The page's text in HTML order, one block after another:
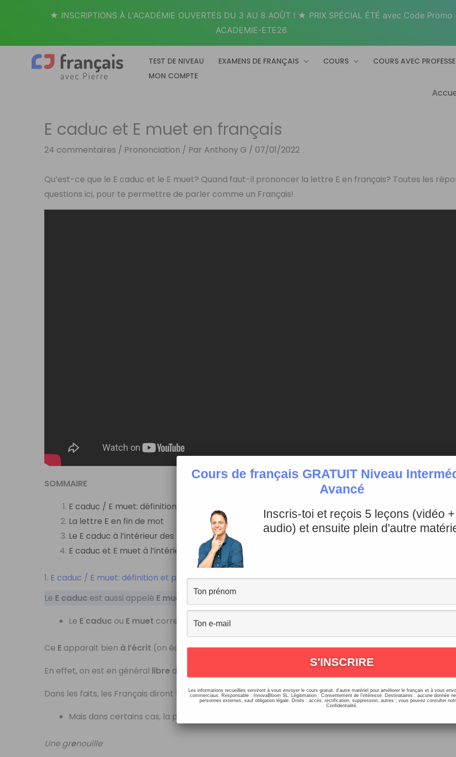
TEST DE NIVEAU EXAMENS DE FRANÇAIS COURS COURS AVEC
MON COMPTE
E caduc et E muet en français
24 commentaires / Prononciation / Par Anthony G / 07/01/2022
Qu’est-ce que le E caduc et le E muet? Quand faut-il prononcer la lettre E en français? Toutes les
questions ici, pour te permettre de parler comme un Français!
SOMMAIRE
E caduc / E muet: définition et prononciation
La lettre E en fin de mot
Le E caduc à l’intérieur des mots
E caduc et E muet à l’intérieur des phrases
1. E caduc / E muet: définition et prononciation
Le E caduc est aussi appelé E muet car souvent il n’est
Le E caduc ou E muet correspond à l’oral au son [
Ce E apparait bien à l’écrit (on écritfenêtre, pasfnêtre) maispas forcément à l’oral.
En effet, on est en général libre de pas prononcer le E caduc.
Dans les faits, les Français diront très souventf’nêtre, sans prononcer le E.
Mais dans certains cas, la prononciation du E est
Une grenouille
Cours de français GRATUIT Niveau
Avancé
Inscris-toi et reçois 5 leçons (vidéo
audio) et ensuite plein d'autre
Les informations recueillies serviront à vous envoyer le cours gratuit, d’autre matériel pour améliorer le français et à vous
commerciaux. Responsable : InnovaBloom SL. Légitimation : Consentement de l’intéressé. Destinataires : aucune donnée
personnes externes, sauf obligation légale. Droits : accès, rectification, suppression, autres ; vous pouvez consulter
Confidentialité.
★ INSCRIPTIONS À L'ACADÉMIE OUVERTES DU 3 AU 8 AOÛT ! ★ PRIX SPÉCIAL ÉTÉ avec Code Promo
ACADEMIE-ETE26